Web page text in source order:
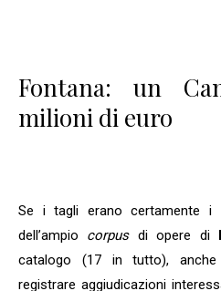
Fontana: un
milioni di euro
Se i tagli erano certamente i
dell’ampio corpusdi opere di
catalogo (17 in tutto),
registrare aggiudicazioni